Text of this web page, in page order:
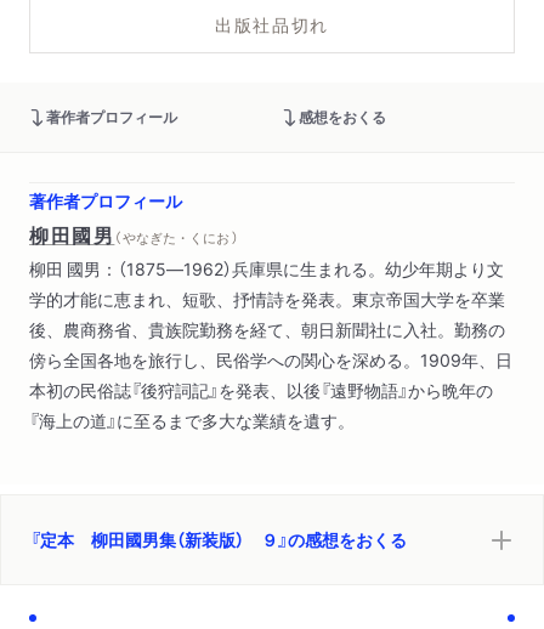
出版社品切れ
著作者プロフィール 感想をおくる
著作者プロフィール
柳田國男 （ やなぎた・くにお ）
柳田 國男：（1875―1962）兵庫県に生まれる。幼少年期より文
学的才能に恵まれ、短歌、抒情詩を発表。東京帝国大学を卒業
後、農商務省、貴族院勤務を経て、朝日新聞社に入社。勤務の
傍ら全国各地を旅行し、民俗学への関心を深める。1909年、日
本初の民俗誌『後狩詞記』を発表、以後『遠野物語』から晩年の
『海上の道』に至るまで多大な業績を遺す。
『定本 柳田國男集（新装版） ９』の感想をおくる